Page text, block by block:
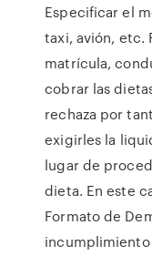
Especificar el
taxi, avión, etc.
matrícula,
cobrar las
rechaza por
exigirles la
lugar de
dieta. En este
Formato de
incumplimiento